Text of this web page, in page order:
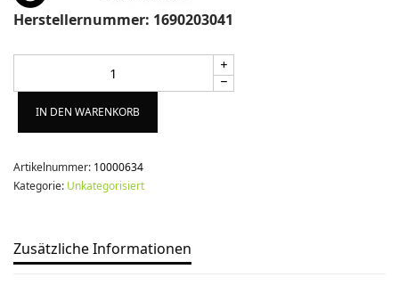
Herstellernummer: 1690203041
IN DEN WARENKORB
Artikelnummer: 10000634
Kategorie: Unkategorisiert
Zusätzliche Informationen